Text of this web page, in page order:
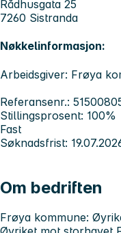
Rådhusgata 25
7260 Sistranda
Nøkkelinformasjon:
Arbeidsgiver: Frøya
Referansenr.:
Stillingsprosent: 100%
Fast
Søknadsfrist:
Om bedriften
Frøya kommune: